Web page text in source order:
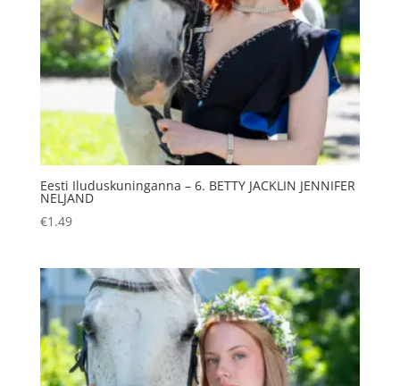
Eesti Iluduskuninganna – 6. BETTY JACKLIN JENNIFER
NELJAND
€1.49